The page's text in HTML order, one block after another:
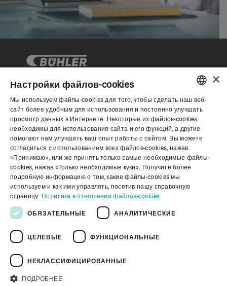
Корпоративное управление
О нас
Полезные ссылки
Политика конфиденциальности
Youtube Privacy Policy
ENGLISH
SPANISH
GERMAN
FRENCH
PORTUGUESE
×
Настройки файлов-cookies
Мы используем файлы-cookies для того, чтобы сделать наш веб-
сайт более удобным для использования и постоянно улучшать
просмотр данных в Интернете. Некоторые из файлов-cookies
необходимы для использования сайта и его функций, а другие
помогают нам улучшить ваш опыт работы с сайтом. Вы можете
согласиться с использованием всех файлов-cookies, нажав
«Принимаю», или же принять только самые необходимые файлы-
cookies, нажав «Только необходимые куки». Получите более
подробную информацию о том, какие файлы-cookies мы
используем и как ими управлять, посетив нашу справочную
страницу Политика в отношении файлов-cookies
ОБЯЗАТЕЛЬНЫЕ АНАЛИТИЧЕСКИЕ
ЦЕЛЕВЫЕ ФУНКЦИОНАЛЬНЫЕ
НЕКЛАССИФИЦИРОВАННЫЕ
ПОДРОБНЕЕ